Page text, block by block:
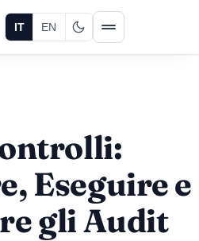
IT EN
Eseguire e
gli Audit